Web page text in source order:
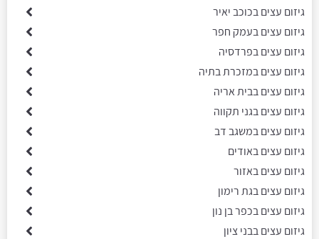
גיזום עצים בכוכב יאיר
גיזום עצים בעמק חפר
גיזום עצים בפרדסיה
גיזום עצים במזכרת בתיה
גיזום עצים בבית אריה
גיזום עצים בגני תקווה
גיזום עצים במשגב דב
גיזום עצים באודים
גיזום עצים באזור
גיזום עצים בגת רימון
גיזום עצים בכפר בן נון
גיזום עצים בבני ציון